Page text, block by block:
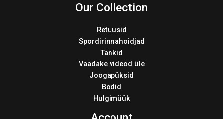
Our Collection
Retuusid
Spordirinnahoidjad
Tankid
Vaadake videod üle
Joogapüksid
Bodid
Hulgimüük